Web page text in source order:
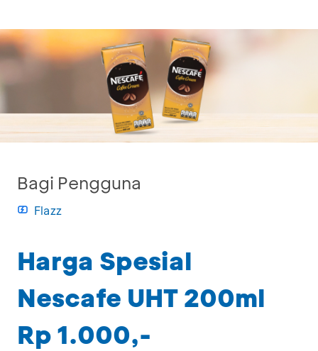
Bagi Pengguna
Flazz
Harga Spesial
Nescafe UHT 200ml
Rp 1.000,-